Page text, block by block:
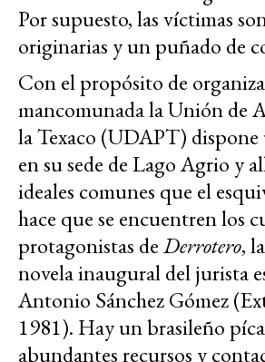
Por supuesto, las víctimas
originarias y un puñado de
Con el propósito de
mancomunada la Unión de
la Texaco (UDAPT) dispone
en su sede de Lago Agrio y
ideales comunes que el
hace que se encuentren los
protagonistas deDerrotero,
novela inaugural del jurista
Antonio Sánchez Gómez
1981). Hay un brasileño
abundantes recursos y